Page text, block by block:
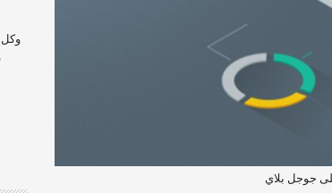
جوجل بلاي